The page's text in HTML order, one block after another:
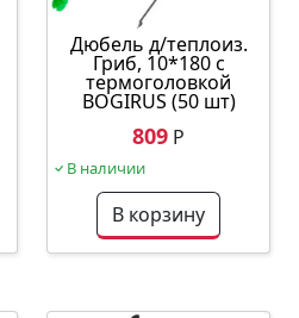
Дюбель д/теплоиз.
Гриб, 10*180 с
термоголовкой
BOGIRUS (50 шт)
809 Р
В наличии
В корзину